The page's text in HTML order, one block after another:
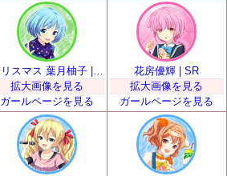
クリスマス 葉月柚子 | SR
拡大画像を見る
ガールページを見る
花房優輝 | SR
拡大画像を見る
ガールページを見る